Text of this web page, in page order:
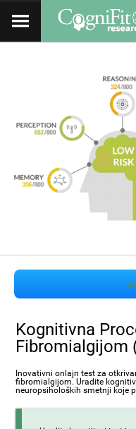
Kognitivna
Fibromialgijom
Inovativni onlajn test za
fibromialgijom. Uradite
neuropsiholoških smetnji koje